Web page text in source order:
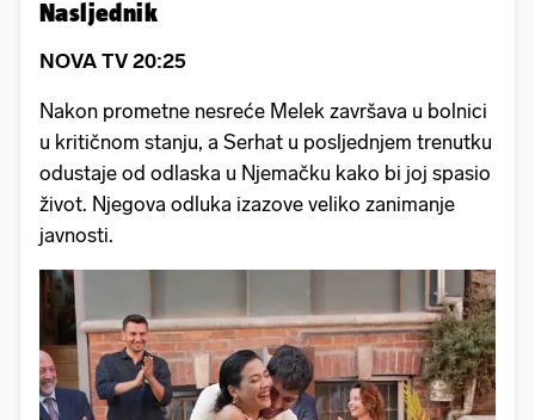
Nasljednik
NOVA TV 20:25
Nakon prometne nesreće Melek završava u bolnici
u kritičnom stanju, a Serhat u posljednjem trenutku
odustaje od odlaska u Njemačku kako bi joj spasio
život. Njegova odluka izazove veliko zanimanje
javnosti.